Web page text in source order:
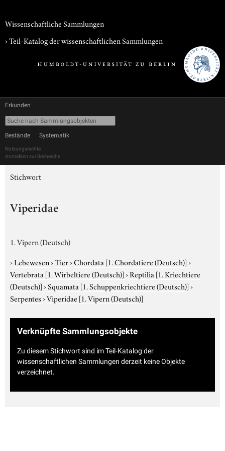
Wissenschaftliche Sammlungen
› Teil-Katalog der wissenschaftlichen Sammlungen
Erkunden
Bestände Systematik
Nutzungsrechte
Anmelden zur Recherche
Stichwort
Viperidae
1. Vipern (Deutsch)
›Lebewesen›Tier›Chordata [1. Chordatiere (Deutsch)]›
Vertebrata [1. Wirbeltiere (Deutsch)]›Reptilia [1. Kriechtiere
(Deutsch)]›Squamata [1. Schuppenkriechtiere (Deutsch)]›
Serpentes›Viperidae [1. Vipern (Deutsch)]
Verknüpfte Sammlungsobjekte
Zu diesem Stichwort sind im Teil-Katalog der
wissenschaftlichen Sammlungen derzeit keine Objekte
verzeichnet.